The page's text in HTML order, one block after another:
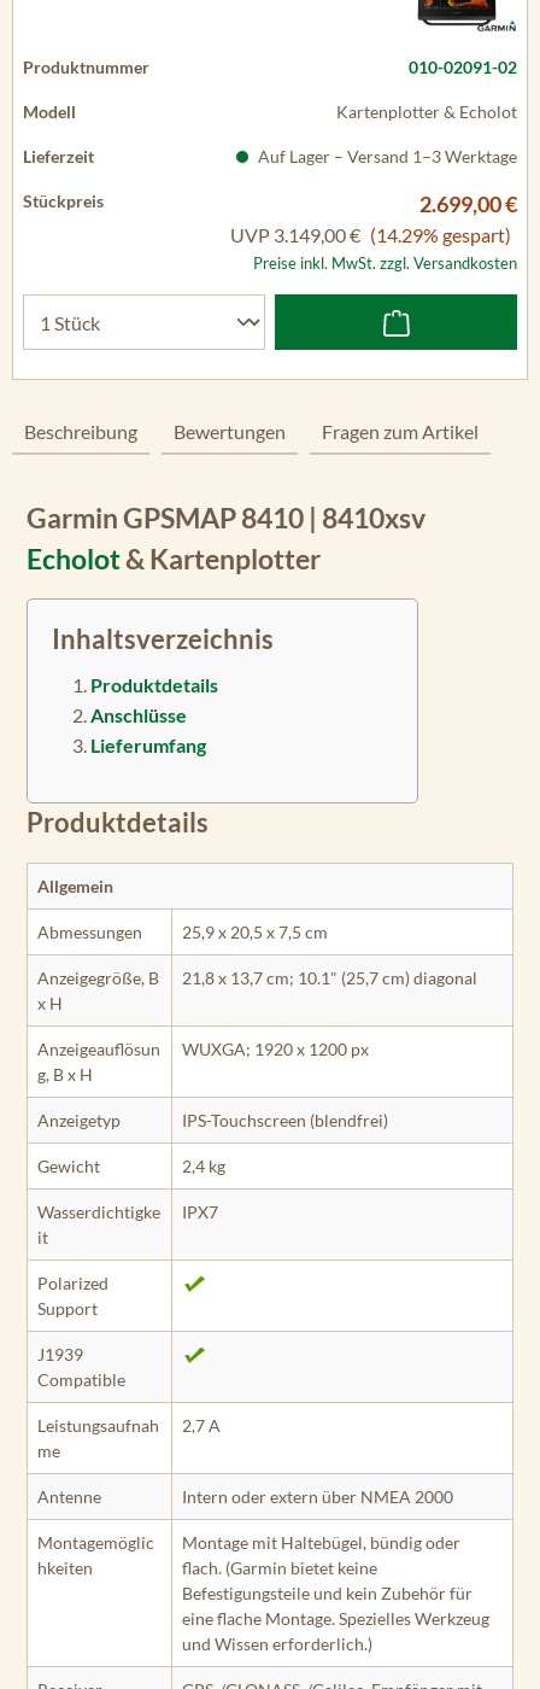
010-02091-02
Kartenplotter & Echolot
Auf Lager – Versand 1–3 Werktage
2.699,00 €
UVP 3.149,00 € (14.29% gespart)
Preise inkl. MwSt. zzgl. Versandkosten
Beschreibung Bewertungen Fragen zum Artikel
Garmin GPSMAP 8410 | 8410xsv
Echolot& Kartenplotter
Inhaltsverzeichnis
Produktdetails
Anschlüsse
Lieferumfang
Produktdetails
Allgemein
Abmessungen 25,9 x 20,5 x 7,5 cm
Anzeigegröße, B
x H
21,8 x 13,7 cm; 10.1" (25,7 cm) diagonal
Anzeigeauflösun
g, B x H
WUXGA; 1920 x 1200 px
Anzeigetyp IPS-Touchscreen (blendfrei)
Gewicht 2,4 kg
Wasserdichtigke
it
IPX7
Polarized
Support
J1939
Compatible
Leistungsaufnah
me
2,7 A
Antenne Intern oder extern über NMEA 2000
Montagemöglic
hkeiten
Montage mit Haltebügel, bündig oder
flach. (Garmin bietet keine
Befestigungsteile und kein Zubehör für
eine flache Montage. Spezielles Werkzeug
und Wissen erforderlich.)